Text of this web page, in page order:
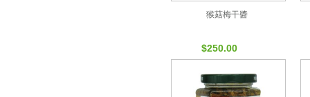
猴菇梅干醬
$250.00